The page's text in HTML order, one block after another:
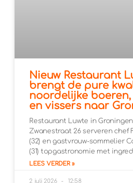
Nieuw Restaurant
brengt de pure
noordelijke boeren,
en vissers naar
Restaurant Luwte in
Zwanestraat 26 serveren chef
(32) en gastvrouw-sommelier
(31) topgastronomie met
LEES VERDER »
2 juli 2026 12:58